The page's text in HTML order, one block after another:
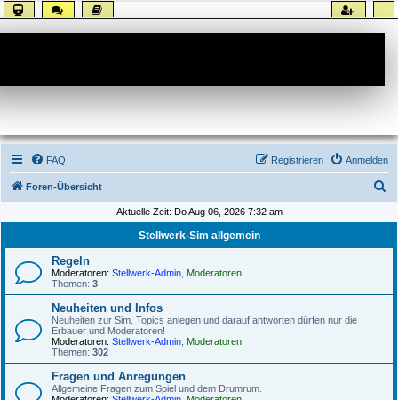
FAQ Anmelden
Registrieren
Foren-Übersicht
h
Aktuelle Zeit: Do Aug 06, 2026 7:32 am
Stellwerk-Sim allgemein
Regeln
Moderatoren: Stellwerk-Admin Moderatoren
Themen: 3
Neuheiten und Infos
Neuheiten zur Sim. Topics anlegen und darauf antworten dürfen nur die
Erbauer und Moderatoren!
Moderatoren: Stellwerk-Admin Moderatoren
Themen: 302
Fragen und Anregungen
Allgemeine Fragen zum Spiel und dem Drumrum.